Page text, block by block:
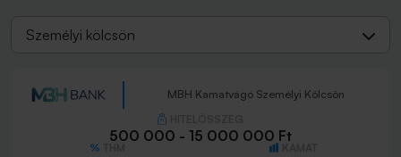
Személyi kölcsön
MBH Kamatvágó Személyi Kölcsön
500 000 - 15 000 000 Ft